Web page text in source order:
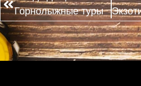
Горнолыжные туры